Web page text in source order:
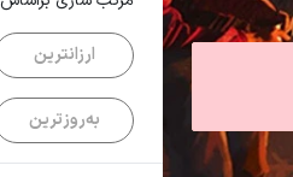
ارزانترین
به‌روزترین